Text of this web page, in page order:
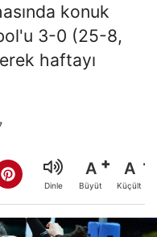
konuk
3-0 (25-8,
haftayı
Dinle
A
Büyüt
A
Küçült